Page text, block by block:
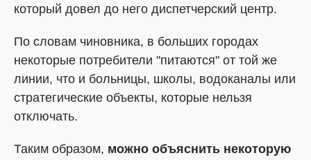
который довел до него диспетчерский центр.
По словам чиновника, в больших городах
некоторые потребители "питаются" от той же
линии, что и больницы, школы, водоканалы или
стратегические объекты, которые нельзя
отключать.
Таким образом, можно объяснить некоторую